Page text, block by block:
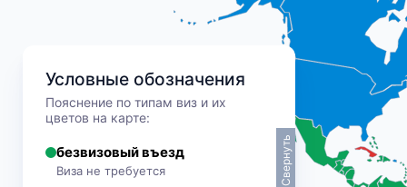
Свернуть
Условные обозначения
Пояснение по типам виз и их
цветов на карте:
безвизовый въезд
Виза не требуется